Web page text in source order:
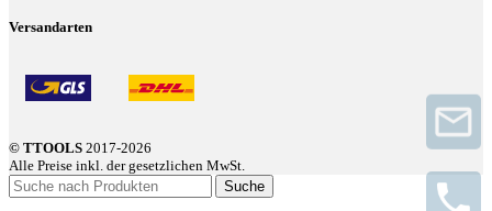
Versandarten
© TTOOLS 2017-2026
Alle Preise inkl. der gesetzlichen MwSt.
Suche